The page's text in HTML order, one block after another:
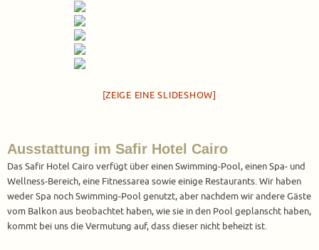
[ZEIGE EINE SLIDESHOW]
Ausstattung im Safir Hotel Cairo
Das Safir Hotel Cairo verfügt über einen Swimming-Pool, einen Spa- und
Wellness-Bereich, eine Fitnessarea sowie einige Restaurants. Wir haben
weder Spa noch Swimming-Pool genutzt, aber nachdem wir andere Gäste
vom Balkon aus beobachtet haben, wie sie in den Pool geplanscht haben,
kommt bei uns die Vermutung auf, dass dieser nicht beheizt ist.